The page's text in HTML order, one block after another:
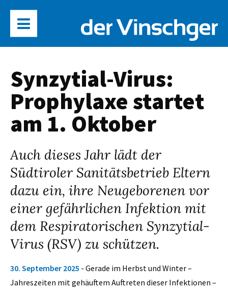
Synzytial-Virus:
Prophylaxe startet
am 1. Oktober
Auch dieses Jahr lädt der
Südtiroler Sanitätsbetrieb Eltern
dazu ein, ihre Neugeborenen vor
einer gefährlichen Infektion mit
dem Respiratorischen Synzytial-
Virus (RSV) zu schützen.
30. September 2025 - Gerade im Herbst und Winter –
Jahreszeiten mit gehäuftem Auftreten dieser Infektionen –